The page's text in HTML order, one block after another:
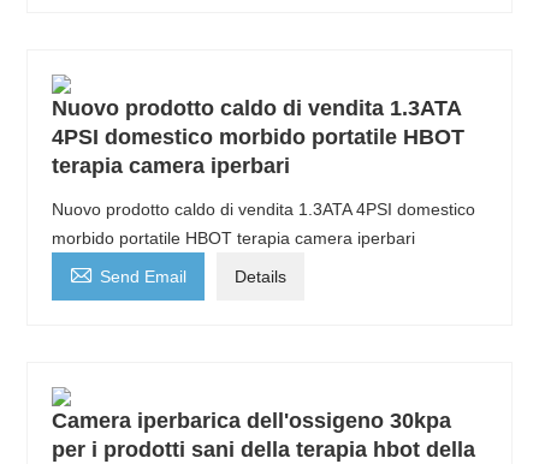
Nuovo prodotto caldo di vendita 1.3ATA
4PSI domestico morbido portatile HBOT
terapia camera iperbari
Nuovo prodotto caldo di vendita 1.3ATA 4PSI domestico
morbido portatile HBOT terapia camera iperbari
 Send Email Details
Camera iperbarica dell'ossigeno 30kpa
per i prodotti sani della terapia hbot della